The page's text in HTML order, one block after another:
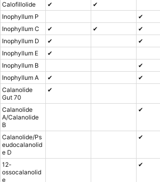
Calofillolide ✔ ✔
Inophyllum P
✔
Inophyllum C
✔ ✔
✔
Inophyllum D
✔
✔
Inophyllum E
✔
Inophyllum B
✔
Inophyllum A
✔
✔
Calanolide
Gut 70
✔
Calanolide
A/Calanolide
B
✔
Calanolide/Ps
eudocalanolid
e D
✔
12-
ossocalanolid
e
✔